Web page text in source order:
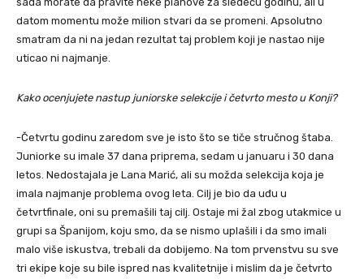
datom momentu može milion stvari da se promeni. Apsolutno
smatram da ni na jedan rezultat taj problem koji je nastao nije
uticao ni najmanje.
Kako ocenjujete nastup juniorske selekcije i četvrto mesto u Konji?
-Četvrtu godinu zaredom sve je isto što se tiče stručnog štaba.
Juniorke su imale 37 dana priprema, sedam u januaru i 30 dana
letos. Nedostajala je Lana Marić, ali su možda selekcija koja je
imala najmanje problema ovog leta. Cilj je bio da uđu u
četvrtfinale, oni su premašili taj cilj. Ostaje mi žal zbog utakmice u
grupi sa Španijom, koju smo, da se nismo uplašili i da smo imali
malo više iskustva, trebali da dobijemo. Na tom prvenstvu su sve
tri ekipe koje su bile ispred nas kvalitetnije i mislim da je četvrto